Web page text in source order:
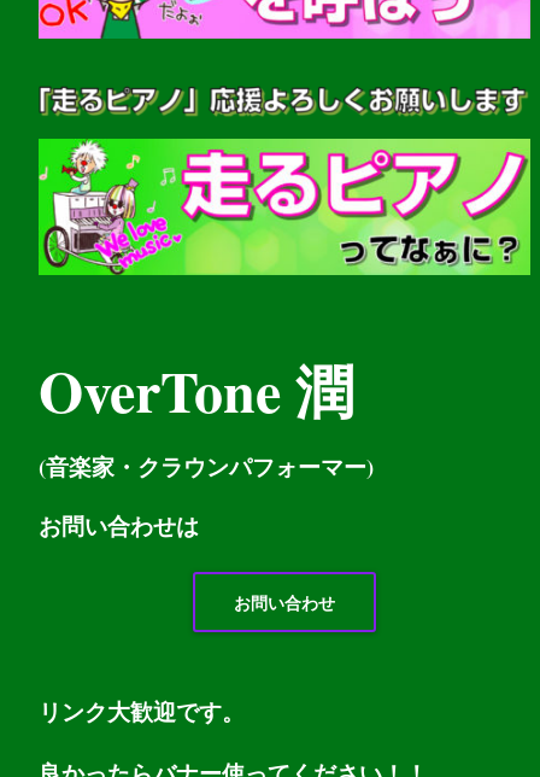
OverTone 潤
(音楽家・クラウンパフォーマー)
お問い合わせは
お問い合わせ
リンク大歓迎です。